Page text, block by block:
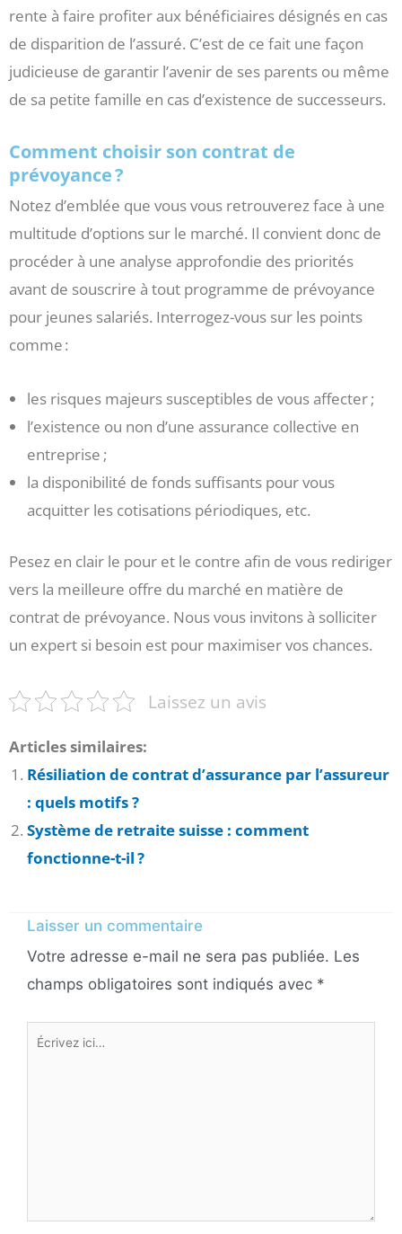
rente à faire profiter aux bénéficiaires désignés en cas
de disparition de l’assuré. C’est de ce fait une façon
judicieuse de garantir l’avenir de ses parents ou même
de sa petite famille en cas d’existence de successeurs.
Comment choisir son contrat de
prévoyance ?
Notez d’emblée que vous vous retrouverez face à une
multitude d’options sur le marché. Il convient donc de
procéder à une analyse approfondie des priorités
avant de souscrire à tout programme de prévoyance
pour jeunes salariés. Interrogez-vous sur les points
comme :
les risques majeurs susceptibles de vous affecter ;
l’existence ou non d’une assurance collective en
entreprise ;
la disponibilité de fonds suffisants pour vous
acquitter les cotisations périodiques, etc.
Pesez en clair le pour et le contre afin de vous rediriger
vers la meilleure offre du marché en matière de
contrat de prévoyance. Nous vous invitons à solliciter
un expert si besoin est pour maximiser vos chances.
Laissez un avis
Articles similaires:
Résiliation de contrat d’assurance par l’assureur
: quels motifs ?
Système de retraite suisse : comment
fonctionne-t-il ?
Laisser un commentaire
Votre adresse e-mail ne sera pas publiée. Les
champs obligatoires sont indiqués avec *
Écrivez